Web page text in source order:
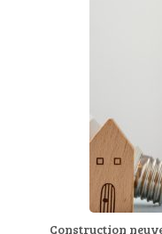
Construction